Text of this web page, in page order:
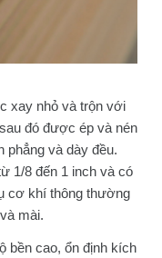
xay nhỏ và trộn với
đó được ép và nén
phẳng và dày đều.
1/8 đến 1 inch và có
cơ khí thông thường
mài.
bền cao, ổn định kích